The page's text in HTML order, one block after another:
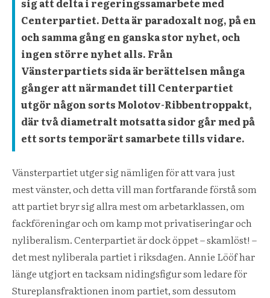
Centerpartiet. Detta är paradoxalt nog, på en
och samma gång en ganska stor nyhet, och
ingen större nyhet alls. Från
Vänsterpartiets sida är berättelsen många
gånger att närmandet till Centerpartiet
utgör någon sorts Molotov-Ribbentroppakt,
där två diametralt motsatta sidor går med på
ett sorts temporärt samarbete tills vidare.
Vänsterpartiet utger sig nämligen för att vara just
mest vänster, och detta vill man fortfarande förstå som
att partiet bryr sig allra mest om arbetarklassen, om
fackföreningar och om kamp mot privatiseringar och
nyliberalism. Centerpartiet är dock öppet – skamlöst! –
det mest nyliberala partiet i riksdagen. Annie Lööf har
länge utgjort en tacksam nidingsfigur som ledare för
Stureplansfraktionen inom partiet, som dessutom